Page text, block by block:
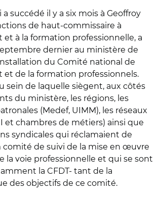
a succédé il y a six mois à Geoffroy
de haut-commissaire à
et à la formation professionnelle, a
dernier au ministère de
du Comité national de
et de la formation professionnels.
sein de laquelle siègent, aux côtés
du ministère, les régions, les
(Medef, UIMM), les réseaux
et chambres de métiers) ainsi que
syndicales qui réclamaient de
comité de suivi de la mise en œuvre
la voie professionnelle et qui se sont
la CFDT- tant de la
des objectifs de ce comité.